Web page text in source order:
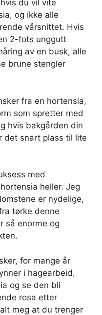
du vil vite
og ikke alle
vårsnittet. Hvis
2-fots unggutt
av en busk, alle
brune stengler
fra en hortensia,
som spretter med
hvis bakgården din
det snart plass til lite
med
heller. Jeg
er nydelige,
tørke denne
så enorme og
for mange år
i hagearbeid,
og se den bli
rosa etter
meg at du trenger